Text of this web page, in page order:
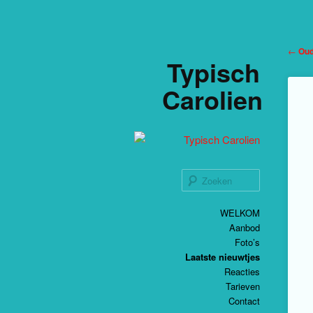
Typisch
Carolien
WELKOM
Aanbod
Foto’s
Laatste nieuwtjes
Reacties
Tarieven
Contact
←